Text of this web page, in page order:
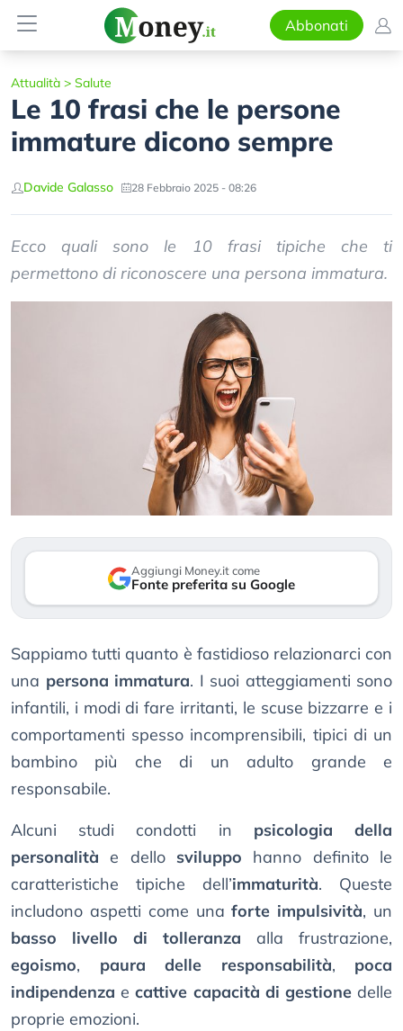
Abbonati
Attualità > Salute
Le 10 frasi che le persone
immature dicono sempre
Davide Galasso 28 Febbraio 2025 - 08:26
Ecco quali sono le 10 frasi tipiche che ti
permettono di riconoscere una persona immatura.
Aggiungi Money.it come
Fonte preferita su Google
Sappiamo tutti quanto è fastidioso relazionarci con
una persona immatura. I suoi atteggiamenti sono
infantili, i modi di fare irritanti, le scuse bizzarre e i
comportamenti spesso incomprensibili, tipici di un
bambino più che di un adulto grande e
responsabile.
Alcuni studi condotti in psicologia della
personalità e dello sviluppo hanno definito le
caratteristiche tipiche dell’immaturità. Queste
includono aspetti come unaforte impulsività, un
basso livello di tolleranza alla frustrazione,
egoismo, paura delle responsabilità, poca
indipendenza ecattive capacità di gestionedelle
proprie emozioni.